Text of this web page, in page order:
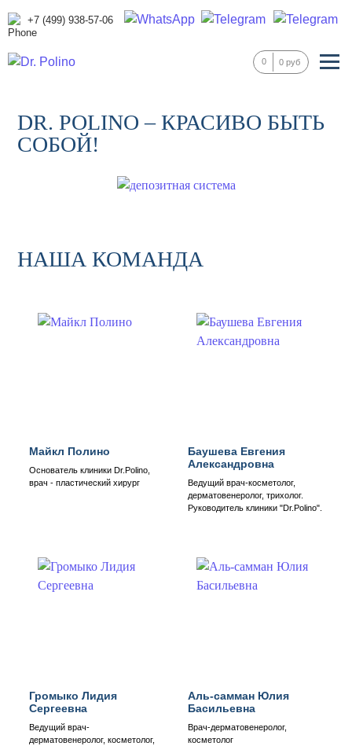
+7 (499) 938-57-06
0 0 руб
DR. POLINO – КРАСИВО БЫТЬ
СОБОЙ!
НАША КОМАНДА
Майкл Полино
Основатель клиники Dr.Polino,
врач - пластический хирург
Баушева Евгения
Александровна
Ведущий врач-косметолог,
дерматовенеролог, трихолог.
Руководитель клиники "Dr.Polino".
Громыко Лидия
Сергеевна
Ведущий врач-
дерматовенеролог, косметолог,
Аль-самман Юлия
Басильевна
Врач-дерматовенеролог,
косметолог